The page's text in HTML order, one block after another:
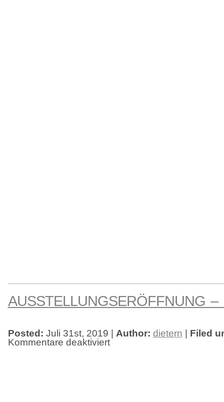
AUSSTELLUNGSERÖFFNUNG –
Posted: Juli 31st, 2019 | Author: dietern
Filed
Kommentare deaktiviertfür
Ausstellungseröffnung